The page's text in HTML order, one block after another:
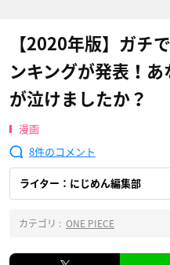
【2020年版】ガチ
ンキングが発表！
が泣けましたか？
漫画
8
ライター：にじめん編集部
カテゴリ : ONE PIECE